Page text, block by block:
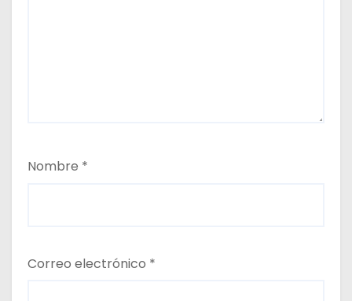
Nombre *
Correo electrónico *